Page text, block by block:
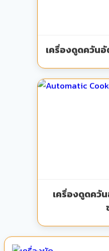
เครื่องดูดควันอั
เครื่องดูดควั